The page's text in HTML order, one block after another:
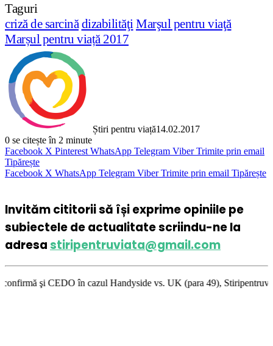
Taguri
criză de sarcină dizabilităţi Marşul pentru viaţă
Marșul pentru viață 2017
Știri pentru viață14.02.2017
0 se citește în 2 minute
Facebook X Pinterest WhatsApp Telegram Viber Trimite prin email
Tipărește
Facebook X WhatsApp Telegram Viber Trimite prin email Tipărește
Invităm cititorii să își exprime opiniile pe
subiectele de actualitate scriindu-ne la
adresastiripentruviata@gmail.com
în cazul Handyside vs. UK (para 49), Stiripentruviata.ro